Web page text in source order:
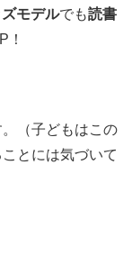
モデルでも読書
！
（子どもはこの
とには気づいて